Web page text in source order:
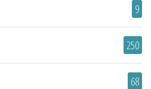
9
250
68